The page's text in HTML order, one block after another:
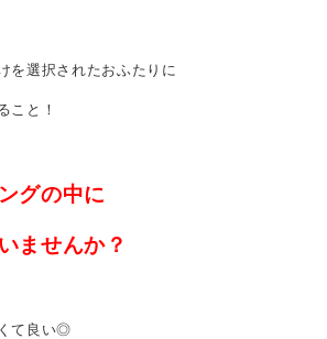
を選択されたおふたりに
こと！
グの中に
ませんか？
て良い◎